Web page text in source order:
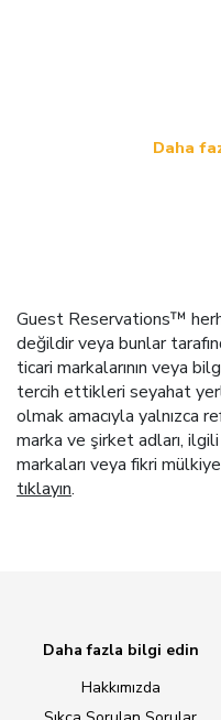
Daha
Guest Reservations™
değildir veya bunlar
ticari markalarının veya
tercih ettikleri seyahat
olmak amacıyla yalnızca
marka ve şirket adları,
markaları veya fikri
tıklayın.
Daha fazla bilgi edin
Hakkımızda